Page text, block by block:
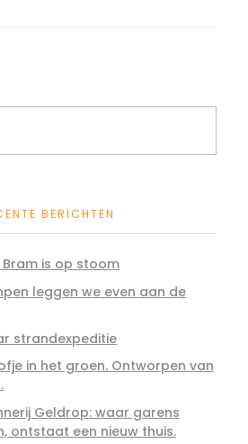
BERICHTEN
Bram is op stoom
leggen we even aan de
strandexpeditie
in het groen. Ontworpen van
Geldrop: waar garens
ontstaat een nieuw thuis.